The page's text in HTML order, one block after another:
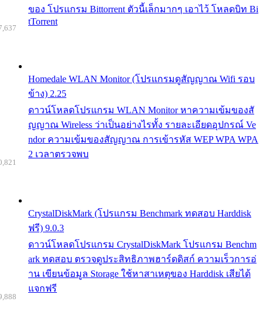
ของ โปรแกรม Bittorrent ตัวนี้เล็กมากๆ เอาไว้ โหลดบิท Bi
tTorrent
Homedale WLAN Monitor (โปรแกรมดูสัญญาณ Wifi รอบ
ข้าง) 2.25
ดาวน์โหลดโปรแกรม WLAN Monitor หาความเข้มของสั
ญญาณ Wireless ว่าเป็นอย่างไรทั้ง รายละเอียดอุปกรณ์ Ve
ndor ความเข้มของสัญญาณ การเข้ารหัส WEP WPA WPA
2 เวลาตรวจพบ
CrystalDiskMark (โปรแกรม Benchmark ทดสอบ Harddisk
ฟรี) 9.0.3
ดาวน์โหลดโปรแกรม CrystalDiskMark โปรแกรม Benchm
ark ทดสอบ ตรวจดูประสิทธิภาพฮาร์ดดิสก์ ความเร็วการอ่
าน เขียนข้อมูล Storage ใช้หาสาเหตุของ Harddisk เสียได้
แจกฟรี